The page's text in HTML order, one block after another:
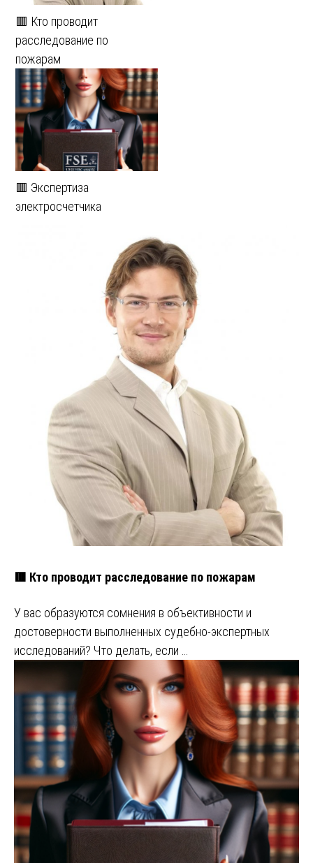
🟥 Кто проводит
расследование по
пожарам
🟥 Экспертиза
электросчетчика
🟥 Кто проводит расследование по пожарам
У вас образуются сомнения в объективности и
достоверности выполненных судебно-экспертных
исследований? Что делать, если …